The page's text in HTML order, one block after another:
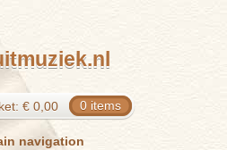
€ 0,00 0 items
navigation